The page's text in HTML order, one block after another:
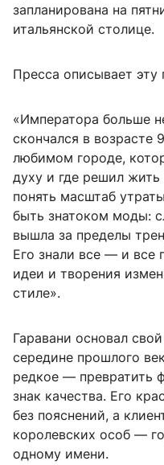
запланирована на
итальянской столице.
Пресса описывает
«Императора больше
скончался в
любимом городе,
духу и где решил жить
понять масштаб
быть знатоком моды:
вышла за пределы
Его знали все — и все
идеи и творения
стиле».
Гаравани основал
середине прошлого
редкое — превратить
знак качества. Его
без пояснений, а
королевских особ —
одному имени.